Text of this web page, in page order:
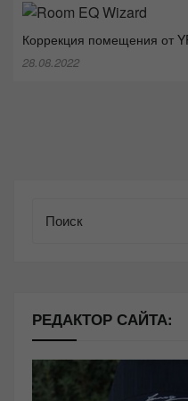
Коррекция помещения от
28.08.2022
РЕДАКТОР САЙТА: